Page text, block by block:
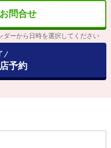
問合せ
ダーから日時を選択してください
予約